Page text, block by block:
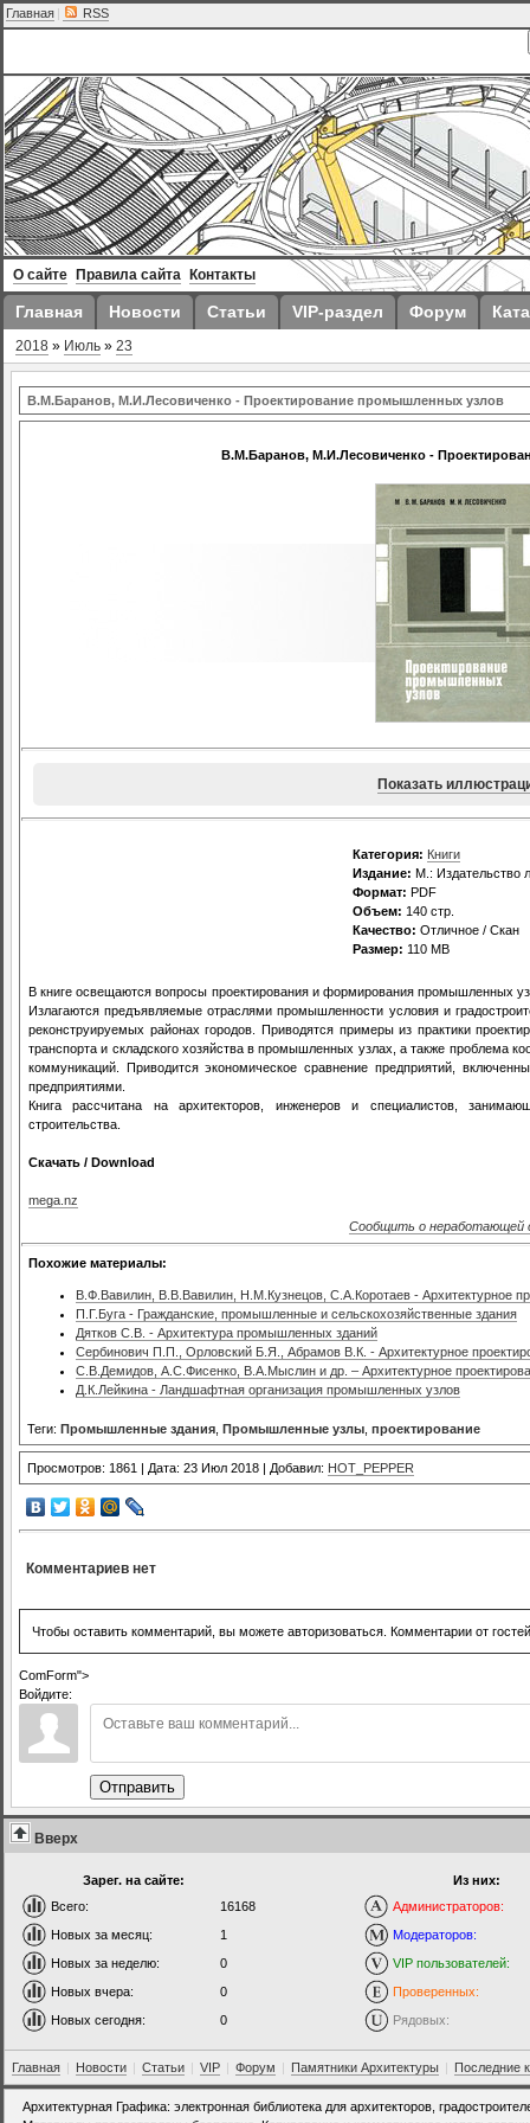
Главная | RSS
О сайте Правила сайта Контакты
Главная Новости Статьи VIP-раздел Форум
2018 » Июль » 23
В.М.Баранов, М.И.Лесовиченко - Проектирование промышленных узлов
В.М.Баранов, М.И.Лесовиченко -
Показать
Категория: Книги
Издание: М.: Издательство
Формат: PDF
Объем: 140 стр.
Качество: Отличное / Скан
Размер: 110 MB
В книге освещаются вопросы проектирования и формирования промышленных
Излагаются предъявляемые отраслями промышленности условия и
реконструируемых районах городов. Приводятся примеры из практики
транспорта и складского хозяйства в промышленных узлах, а также проблема
коммуникаций. Приводится экономическое сравнение предприятий,
предприятиями.
Книга рассчитана на архитекторов, инженеров и специалистов,
строительства.
Скачать / Download
mega.nz
Сообщить о неработающей
Похожие материалы:
В.Ф.Вавилин, В.В.Вавилин, Н.М.Кузнецов, С.А.Коротаев - Архитектурное
П.Г.Буга - Гражданские, промышленные и сельскохозяйственные здания
Дятков С.В. - Архитектура промышленных зданий
Сербинович П.П., Орловский Б.Я., Абрамов В.К. - Архитектурное
С.В.Демидов, А.С.Фисенко, В.А.Мыслин и др. – Архитектурное
Д.К.Лейкина - Ландшафтная организация промышленных узлов
Теги: Промышленные здания Промышленные узлы проектирование
Просмотров: 1861 | Дата: 23 Июл 2018 | Добавил: HOT_PEPPER
Комментариев нет
Чтобы оставить комментарий, вы можете авторизоваться. Комментарии от
ComForm">
Войдите:
Отправить
Вверх
Зарег. на сайте:
Всего:
16168
Новых за месяц:
1
Новых за неделю:
0
Новых вчера:
0
Новых сегодня:
0
Из них:
Администраторов:
Модераторов:
VIP пользователей:
Проверенных:
Рядовых:
Главная | Новости | Статьи | VIP | Форум | Памятники Архитектуры | Последние
Архитектурная Графика: электронная библиотека для архитекторов,